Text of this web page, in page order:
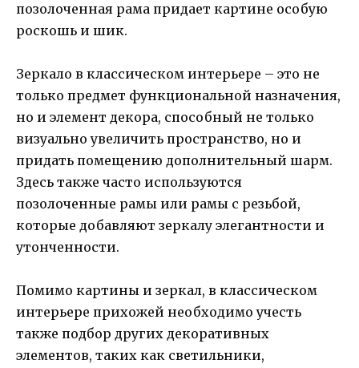
позолоченная рама придает картине особую
роскошь и шик.
Зеркало в классическом интерьере – это не
только предмет функциональной назначения,
но и элемент декора, способный не только
визуально увеличить пространство, но и
придать помещению дополнительный шарм.
Здесь также часто используются
позолоченные рамы или рамы с резьбой,
которые добавляют зеркалу элегантности и
утонченности.
Помимо картины и зеркал, в классическом
интерьере прихожей необходимо учесть
также подбор других декоративных
элементов, таких как светильники,